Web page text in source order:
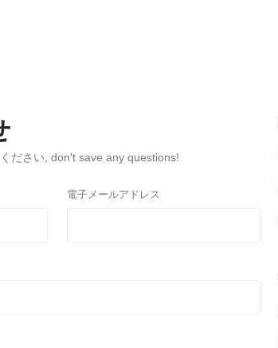
ださい, don't save any questions!
電子メールアドレス